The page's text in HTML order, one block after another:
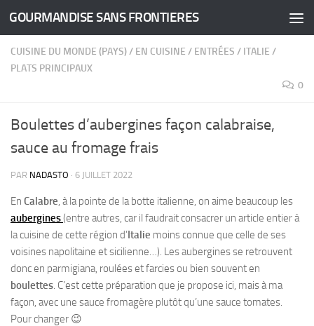
Skip to content
GOURMANDISE SANS FRONTIERES
CUISINE DU MONDE (PAYS)/ EN CUISINE / ENTRÉES / ITALIE /
PLATS PRINCIPAUX
0
Boulettes d’aubergines façon calabraise,
sauce au fromage frais
PAR NADASTO · 6 JUILLET 2022
En Calabre, à la pointe de la botte italienne, on aime beaucoup les
aubergines(entre autres, car il faudrait consacrer un article entier à
la cuisine de cette région d’Italie moins connue que celle de ses
voisines napolitaine et sicilienne…). Les aubergines se retrouvent
donc en parmigiana, roulées et farcies ou bien souvent en
boulettes. C’est cette préparation que je propose ici, mais à ma
façon, avec une sauce fromagère plutôt qu’une sauce tomates.
Pour changer 😉